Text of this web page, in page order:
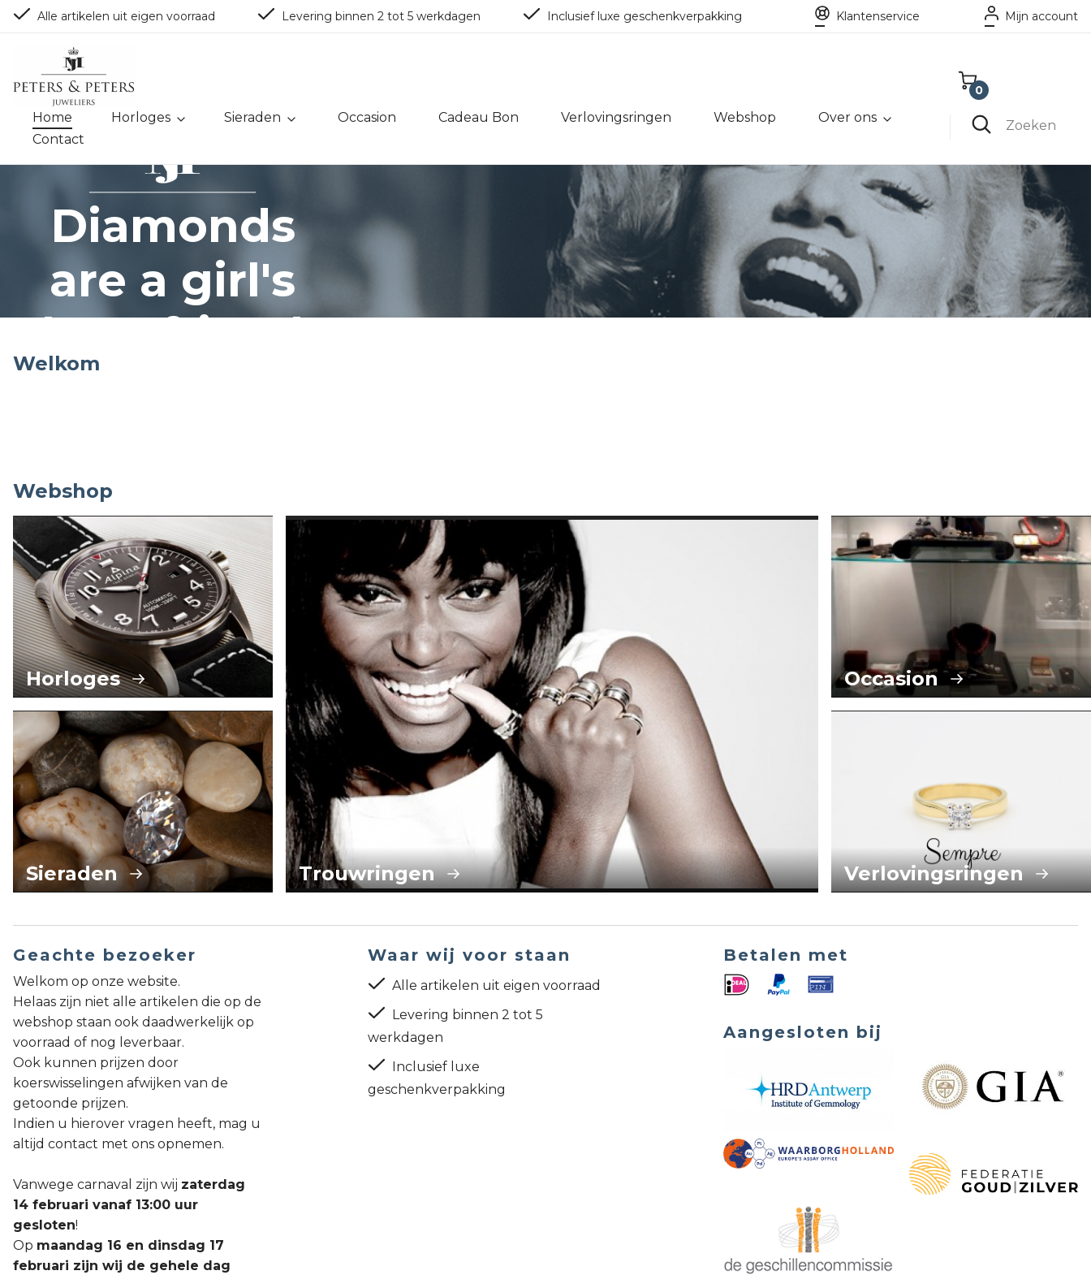
Alle artikelen uit eigen voorraad Levering binnen 2 tot 5 werkdagen Inclusief luxe geschenkverpakking Klantenservice Mijn account
Home Horloges Sieraden Occasion Cadeau Bon Verlovingsringen Webshop
Over ons
Contact
0
Winkelwagen Zoeken
Diamonds
are a girl's
best friend
Diamonds
are forever
True friends
are like
diamonds
ontwerp en productie
Diamonds
are a girl's
best friend
Welkom
Webshop
Horloges
Sieraden Trouwringen
Occasion
Verlovingsringen
Geachte bezoeker
Welkom op onze website.
Helaas zijn niet alle artikelen die op de
webshop staan ook daadwerkelijk op
voorraad of nog leverbaar.
Ook kunnen prijzen door
koerswisselingen afwijken van de
getoonde prijzen.
Indien u hierover vragen heeft, mag u
altijd contact met ons opnemen.
Vanwege carnaval zijn wij zaterdag
14 februari vanaf 13:00 uur
gesloten!
Op maandag 16 en dinsdag 17
februari zijn wij de gehele dag
Waar wij voor staan
Alle artikelen uit eigen voorraad
Levering binnen 2 tot 5
werkdagen
Inclusief luxe
geschenkverpakking
Betalen met
Aangesloten bij